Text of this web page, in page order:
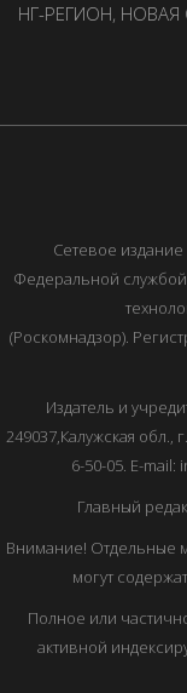
НГ-РЕГИОН, НОВАЯ
Сетевое
Федеральной
(Роскомнадзор).
Издатель и
249037,Калужская обл.,
6-50-05. E-
Главный
Внимание! Отдельные
могут
Полное или
активной